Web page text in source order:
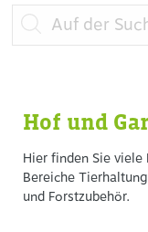
Hof und
Hier finden Sie
Bereiche
und Forstzubehör.